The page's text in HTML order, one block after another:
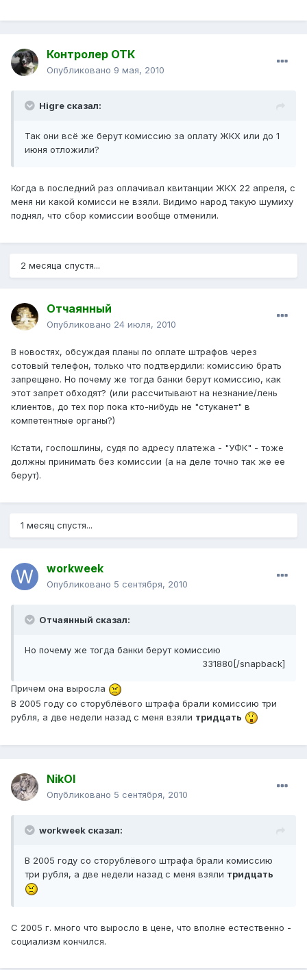
Контролер ОТК
Опубликовано 9 мая, 2010
Higre сказал:
Так они всё же берут комиссию за оплату ЖКХ или до 1
июня отложили?
Когда в последний раз оплачивал квитанции ЖКХ 22 апреля, с
меня ни какой комисси не взяли. Видимо народ такую шумиху
поднял, что сбор комиссии вообще отменили.
2 месяца спустя...
Отчаянный
Опубликовано 24 июля, 2010
В новостях, обсуждая планы по оплате штрафов через
сотовый телефон, только что подтвердили: комиссию брать
запрещено. Но почему же тогда банки берут комиссию, как
этот запрет обходят? (или рассчитывают на незнание/лень
клиентов, до тех пор пока кто-нибудь не "стуканет" в
компетентные органы?)
Кстати, госпошлины, судя по адресу платежа - "УФК" - тоже
должны принимать без комиссии (а на деле точно так же ее
берут).
1 месяц спустя...
workweek
Опубликовано 5 сентября, 2010
Отчаянный сказал:
Но почему же тогда банки берут комиссию
331880[/snapback]
Причем она выросла
В 2005 году со сторублёвого штрафа брали комиссию три
рубля, а две недели назад с меня взяли тридцать
NikOl
Опубликовано 5 сентября, 2010
workweek сказал:
В 2005 году со сторублёвого штрафа брали комиссию
три рубля, а две недели назад с меня взяли тридцать
С 2005 г. много что выросло в цене, что вполне естественно -
социализм кончился.